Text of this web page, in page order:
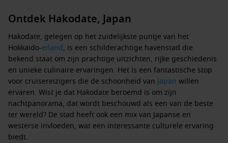
Ontdek Hakodate, Japan
Hakodate, gelegen op het zuidelijkste puntje van het
Hokkaido-eiland, is een schilderachtige havenstad die
bekend staat om zijn prachtige uitzichten, rijke geschiedenis
en unieke culinaire ervaringen. Het is een fantastische stop
voor cruisereizigers die de schoonheid van Japan willen
ervaren. Wist je dat Hakodate beroemd is om zijn
nachtpanorama, dat wordt beschouwd als een van de beste
ter wereld? De stad heeft ook een mix van Japanse en
westerse invloeden, wat een interessante culturele ervaring
biedt.